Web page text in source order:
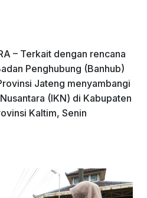
– Terkait dengan rencana
Penghubung (Banhub)
Jateng menyambangi
(IKN) di Kabupaten
Kaltim, Senin